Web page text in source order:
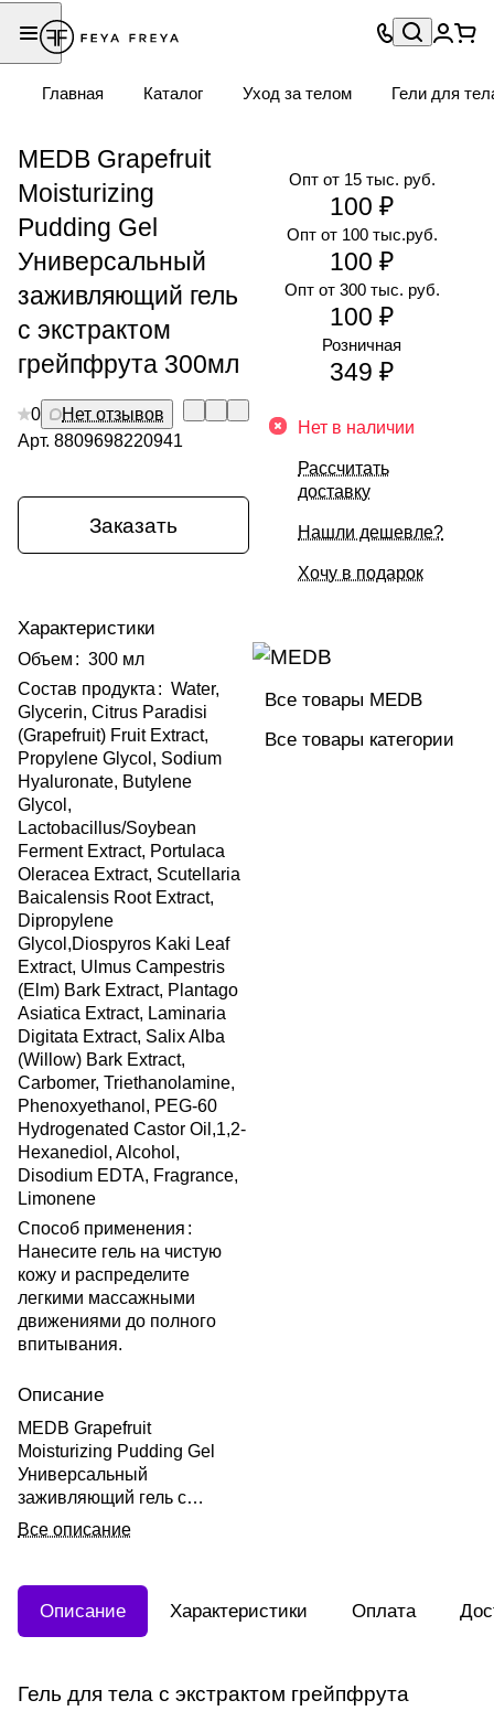
Главная Каталог Уход за телом Гели для
MEDB Grapefruit
Moisturizing
Pudding Gel
Универсальный
заживляющий гель
с экстрактом
грейпфрута 300мл
0
Нет отзывов
Арт. 8809698220941
Заказать
Характеристики
Объем : 300 мл
Состав продукта : Water,
Glycerin, Citrus Paradisi
(Grapefruit) Fruit Extract,
Propylene Glycol, Sodium
Hyaluronate, Butylene
Glycol,
Lactobacillus/Soybean
Ferment Extract, Portulaca
Oleracea Extract, Scutellaria
Baicalensis Root Extract,
Dipropylene
Glycol,Diospyros Kaki Leaf
Extract, Ulmus Campestris
(Elm) Bark Extract, Plantago
Asiatica Extract, Laminaria
Digitata Extract, Salix Alba
(Willow) Bark Extract,
Carbomer, Triethanolamine,
Phenoxyethanol, PEG-60
Hydrogenated Castor Oil,1,2-
Hexanediol, Alcohol,
Disodium EDTA, Fragrance,
Limonene
Способ применения :
Нанесите гель на чистую
кожу и распределите
легкими массажными
движениями до полного
впитывания.
Описание
MEDB Grapefruit
Moisturizing Pudding Gel
Универсальный
заживляющий гель с
экстрактом грейпфрута
300мл
Все описание
Опт от 300 тыс. руб.
100 ₽
Опт от 15 тыс. руб.
100 ₽
Опт от 100 тыс.руб.
100 ₽
Розничная
349 ₽
Нет в наличии
Рассчитать
доставку
Нашли дешевле?
Хочу в подарок
Все товары MEDB
Все товары категории
Описание Характеристики Оплата
Гель для тела с экстрактом грейпфрута